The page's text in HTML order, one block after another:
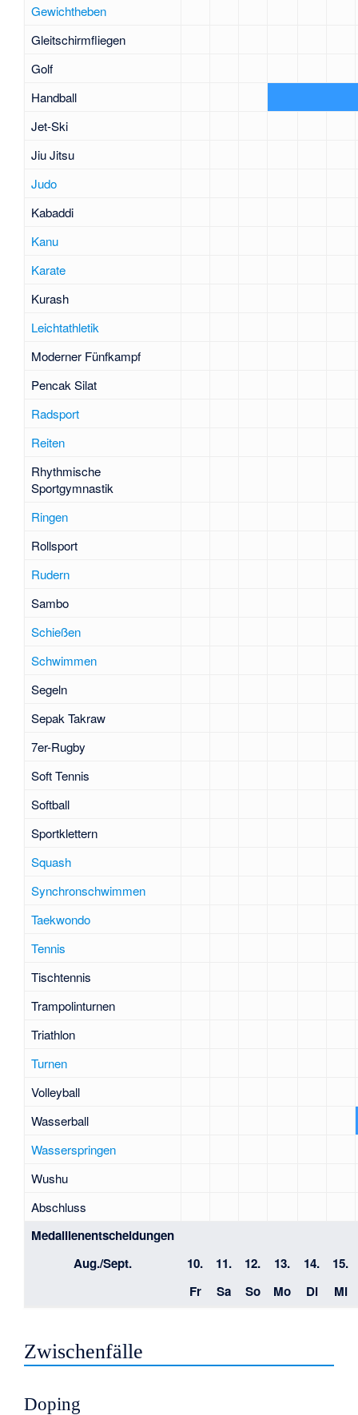
Gewichtheben
Gleitschirmfliegen
Golf
Handball
Jet-Ski
Jiu Jitsu
Judo
Kabaddi
Kanu
Karate
Kurash
Leichtathletik
Moderner Fünfkampf
Pencak Silat
Radsport
Reiten
Rhythmische
Sportgymnastik
Ringen
Rollsport
Rudern
Sambo
Schießen
Schwimmen
Segeln
Sepak Takraw
7er-Rugby
Soft Tennis
Softball
Sportklettern
Squash
Synchronschwimmen
Taekwondo
Tennis
Tischtennis
Trampolinturnen
Triathlon
Turnen
Volleyball
Wasserball
Wasserspringen
Wushu
Abschluss
Medaillenentscheidungen
Aug./Sept.
10. 11. 12. 13. 14.
15.
Fr
Sa So Mo Di Mi
Zwischenfälle
Doping